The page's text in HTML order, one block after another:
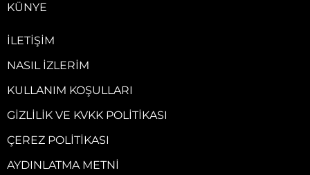
KÜNYE
İLETIŞIM
NASIL İZLERIM
KULLANIM KOŞULLARI
GIZLILIK VE KVKK POLITIKASI
ÇEREZ POLITIKASI
AYDINLATMA METNI